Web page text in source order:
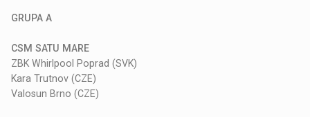
GRUPA A
CSM SATU MARE
ZBK Whirlpool Poprad (SVK)
Kara Trutnov (CZE)
Valosun Brno (CZE)